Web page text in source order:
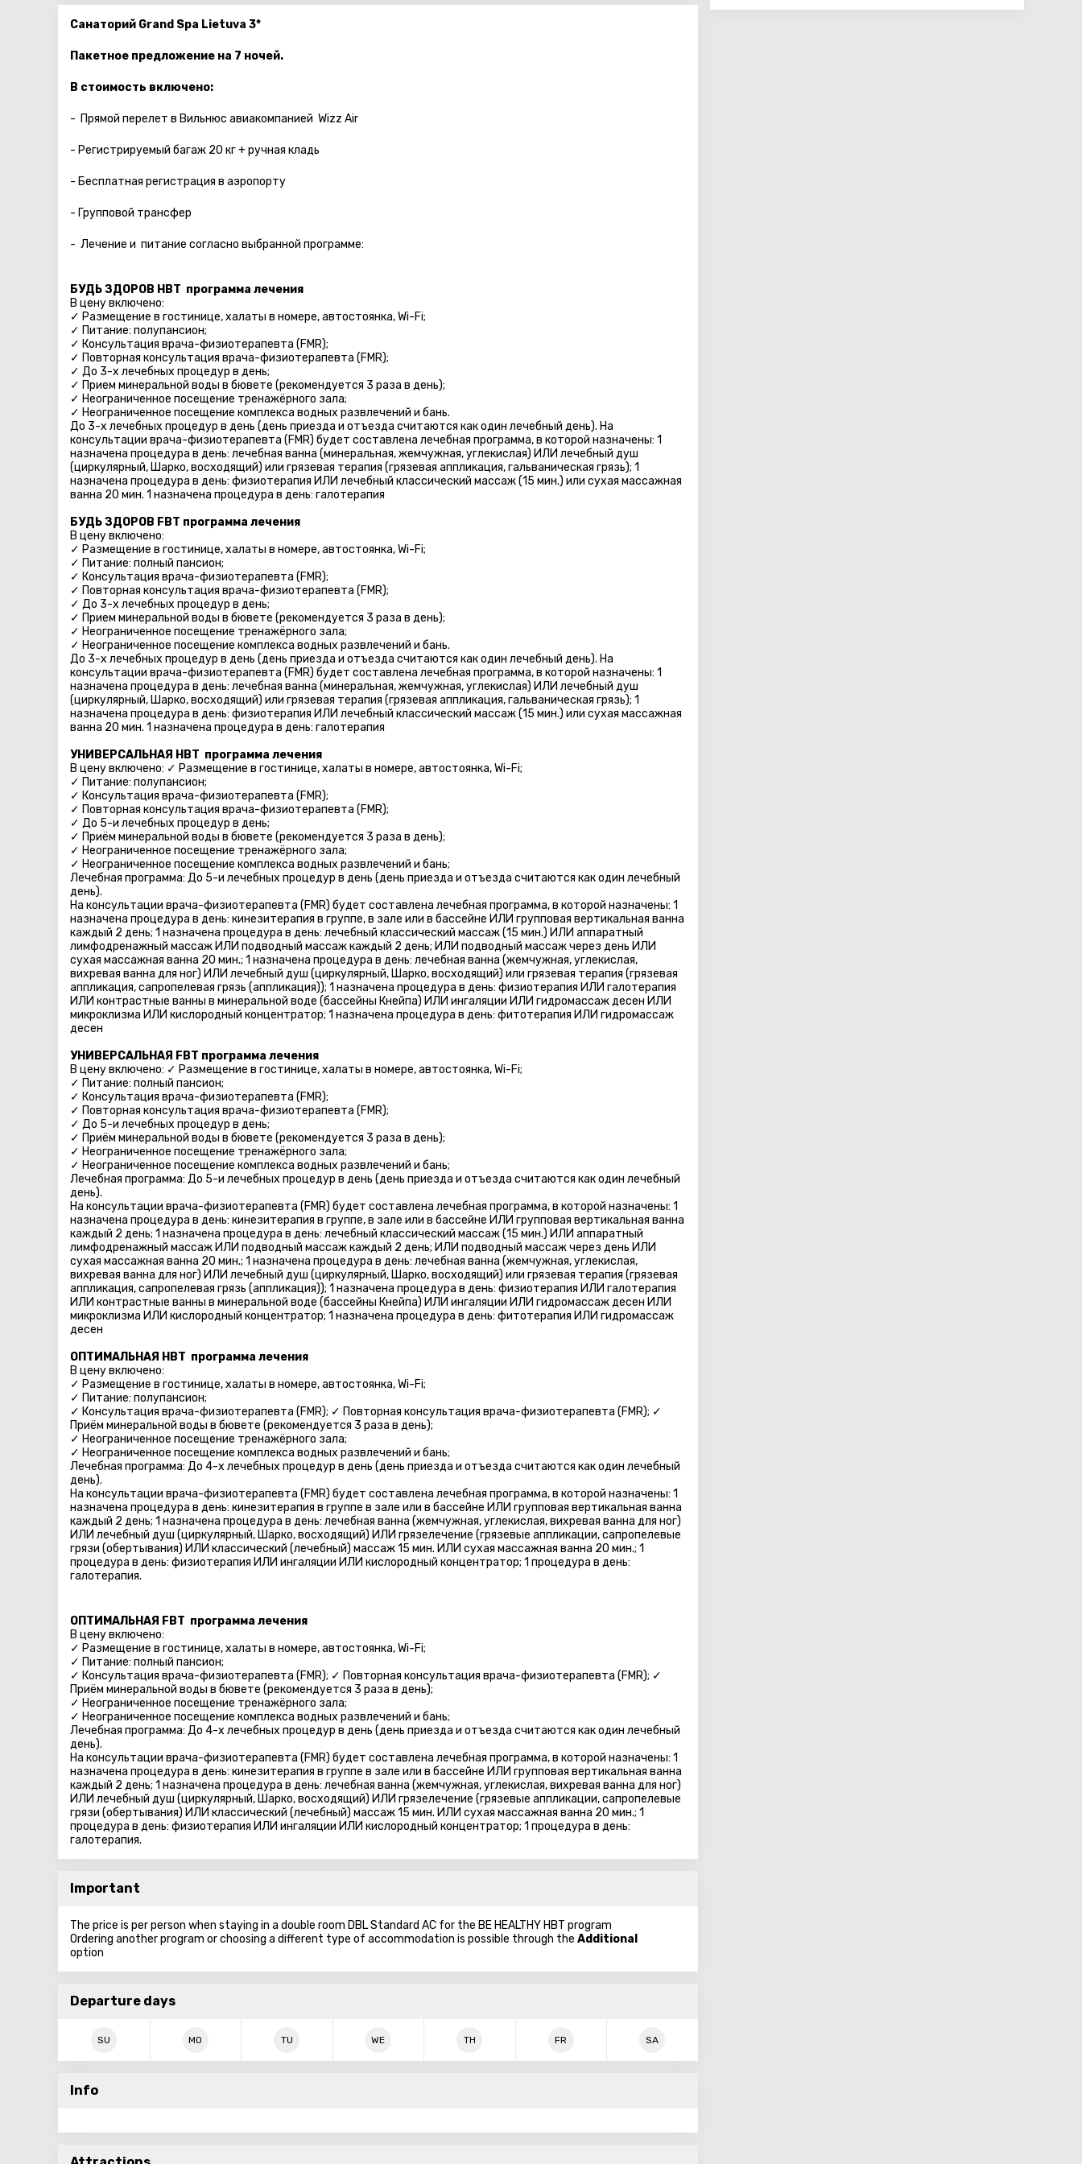
Санаторий Grand Spa Lietuva 3*
Пакетное предложение на 7 ночей.
В стоимость включено:
- Прямой перелет в Вильнюс авиакомпанией Wizz Air
- Регистрируемый багаж 20 кг + ручная кладь
- Бесплатная регистрация в аэропорту
- Групповой трансфер
- Лечение и питание согласно выбранной программе:
БУДЬ ЗДОРОВ HBT программа лечения
В цену включено:
✓ Размещение в гостинице, халаты в номере, автостоянка, Wi-Fi;
✓ Питание: полупансион;
✓ Консультация врача-физиотерапевта (FMR);
✓ Повторная консультация врача-физиотерапевта (FMR);
✓ До 3-х лечебных процедур в день;
✓ Прием минеральной воды в бювете (рекомендуется 3 раза в день);
✓ Неограниченное посещение тренажёрного зала;
✓ Неограниченное посещение комплекса водных развлечений и бань.
До 3-х лечебных процедур в день (день приезда и отъезда считаются как один лечебный день). На
консультации врача-физиотерапевта (FMR) будет составлена лечебная программа, в которой назначены: 1
назначена процедура в день: лечебная ванна (минеральная, жемчужная, углекислая) ИЛИ лечебный душ
(циркулярный, Шарко, восходящий) или грязевая терапия (грязевая аппликация, гальваническая грязь); 1
назначена процедура в день: физиотерапия ИЛИ лечебный классический массаж (15 мин.) или сухая массажная
ванна 20 мин. 1 назначена процедура в день: галотерапия
БУДЬ ЗДОРОВ FBT программа лечения
В цену включено:
✓ Размещение в гостинице, халаты в номере, автостоянка, Wi-Fi;
✓ Питание: полный пансион;
✓ Консультация врача-физиотерапевта (FMR);
✓ Повторная консультация врача-физиотерапевта (FMR);
✓ До 3-х лечебных процедур в день;
✓ Прием минеральной воды в бювете (рекомендуется 3 раза в день);
✓ Неограниченное посещение тренажёрного зала;
✓ Неограниченное посещение комплекса водных развлечений и бань.
До 3-х лечебных процедур в день (день приезда и отъезда считаются как один лечебный день). На
консультации врача-физиотерапевта (FMR) будет составлена лечебная программа, в которой назначены: 1
назначена процедура в день: лечебная ванна (минеральная, жемчужная, углекислая) ИЛИ лечебный душ
(циркулярный, Шарко, восходящий) или грязевая терапия (грязевая аппликация, гальваническая грязь); 1
назначена процедура в день: физиотерапия ИЛИ лечебный классический массаж (15 мин.) или сухая массажная
ванна 20 мин. 1 назначена процедура в день: галотерапия
УНИВЕРСАЛЬНАЯ HBT программа лечения
В цену включено: ✓ Размещение в гостинице, халаты в номере, автостоянка, Wi-Fi;
✓ Питание: полупансион;
✓ Консультация врача-физиотерапевта (FMR);
✓ Повторная консультация врача-физиотерапевта (FMR);
✓ До 5-и лечебных процедур в день;
✓ Приём минеральной воды в бювете (рекомендуется 3 раза в день);
✓ Неограниченное посещение тренажёрного зала;
✓ Неограниченное посещение комплекса водных развлечений и бань;
Лечебная программа: До 5-и лечебных процедур в день (день приезда и отъезда считаются как один лечебный
день).
На консультации врача-физиотерапевта (FMR) будет составлена лечебная программа, в которой назначены: 1
назначена процедура в день: кинезитерапия в группе, в зале или в бассейне ИЛИ групповая вертикальная ванна
каждый 2 день; 1 назначена процедура в день: лечебный классический массаж (15 мин.) ИЛИ аппаратный
лимфодренажный массаж ИЛИ подводный массаж каждый 2 день; ИЛИ подводный массаж через день ИЛИ
сухая массажная ванна 20 мин.; 1 назначена процедура в день: лечебная ванна (жемчужная, углекислая,
вихревая ванна для ног) ИЛИ лечебный душ (циркулярный, Шарко, восходящий) или грязевая терапия (грязевая
аппликация, сапропелевая грязь (аппликация)); 1 назначена процедура в день: физиотерапия ИЛИ галотерапия
ИЛИ контрастные ванны в минеральной воде (бассейны Кнейпa) ИЛИ ингаляции ИЛИ гидромассаж десен ИЛИ
микроклизмa ИЛИ кислородный концентратор; 1 назначена процедура в день: фитотерапия ИЛИ гидромассаж
десен
УНИВЕРСАЛЬНАЯ FBT программа лечения
В цену включено: ✓ Размещение в гостинице, халаты в номере, автостоянка, Wi-Fi;
✓ Питание: полный пансион;
✓ Консультация врача-физиотерапевта (FMR);
✓ Повторная консультация врача-физиотерапевта (FMR);
✓ До 5-и лечебных процедур в день;
✓ Приём минеральной воды в бювете (рекомендуется 3 раза в день);
✓ Неограниченное посещение тренажёрного зала;
✓ Неограниченное посещение комплекса водных развлечений и бань;
Лечебная программа: До 5-и лечебных процедур в день (день приезда и отъезда считаются как один лечебный
день).
На консультации врача-физиотерапевта (FMR) будет составлена лечебная программа, в которой назначены: 1
назначена процедура в день: кинезитерапия в группе, в зале или в бассейне ИЛИ групповая вертикальная ванна
каждый 2 день; 1 назначена процедура в день: лечебный классический массаж (15 мин.) ИЛИ аппаратный
лимфодренажный массаж ИЛИ подводный массаж каждый 2 день; ИЛИ подводный массаж через день ИЛИ
сухая массажная ванна 20 мин.; 1 назначена процедура в день: лечебная ванна (жемчужная, углекислая,
вихревая ванна для ног) ИЛИ лечебный душ (циркулярный, Шарко, восходящий) или грязевая терапия (грязевая
аппликация, сапропелевая грязь (аппликация)); 1 назначена процедура в день: физиотерапия ИЛИ галотерапия
ИЛИ контрастные ванны в минеральной воде (бассейны Кнейпa) ИЛИ ингаляции ИЛИ гидромассаж десен ИЛИ
микроклизмa ИЛИ кислородный концентратор; 1 назначена процедура в день: фитотерапия ИЛИ гидромассаж
десен
ОПТИМАЛЬНАЯ HBT программа лечения
В цену включено:
✓ Размещение в гостинице, халаты в номере, автостоянка, Wi-Fi;
✓ Питание: полупансион;
✓ Консультация врача-физиотерапевта (FMR); ✓ Повторная консультация врача-физиотерапевта (FMR); ✓
Приём минеральной воды в бювете (рекомендуется 3 раза в день);
✓ Неограниченное посещение тренажёрного зала;
✓ Неограниченное посещение комплекса водных развлечений и бань;
Лечебная программа: До 4-х лечебных процедур в день (день приезда и отъезда считаются как один лечебный
день).
На консультации врача-физиотерапевта (FMR) будет составлена лечебная программа, в которой назначены: 1
назначена процедура в день: кинезитерапия в группе в зале или в бассейне ИЛИ групповая вертикальная ванна
каждый 2 день; 1 назначена процедура в день: лечебная ванна (жемчужная, углекислая, вихревая ванна для ног)
ИЛИ лечебный душ (циркулярный, Шарко, восходящий) ИЛИ грязелечение (грязевые аппликации, сапропелевые
грязи (обертывания) ИЛИ классический (лечебный) массаж 15 мин. ИЛИ сухая массажная ванна 20 мин.; 1
процедура в день: физиотерапия ИЛИ ингаляции ИЛИ кислородный концентратор; 1 процедура в день:
галотерапия.
ОПТИМАЛЬНАЯ FBT программа лечения
В цену включено:
✓ Размещение в гостинице, халаты в номере, автостоянка, Wi-Fi;
✓ Питание: полный пансион;
✓ Консультация врача-физиотерапевта (FMR); ✓ Повторная консультация врача-физиотерапевта (FMR); ✓
Приём минеральной воды в бювете (рекомендуется 3 раза в день);
✓ Неограниченное посещение тренажёрного зала;
✓ Неограниченное посещение комплекса водных развлечений и бань;
Лечебная программа: До 4-х лечебных процедур в день (день приезда и отъезда считаются как один лечебный
день).
На консультации врача-физиотерапевта (FMR) будет составлена лечебная программа, в которой назначены: 1
назначена процедура в день: кинезитерапия в группе в зале или в бассейне ИЛИ групповая вертикальная ванна
каждый 2 день; 1 назначена процедура в день: лечебная ванна (жемчужная, углекислая, вихревая ванна для ног)
ИЛИ лечебный душ (циркулярный, Шарко, восходящий) ИЛИ грязелечение (грязевые аппликации, сапропелевые
грязи (обертывания) ИЛИ классический (лечебный) массаж 15 мин. ИЛИ сухая массажная ванна 20 мин.; 1
процедура в день: физиотерапия ИЛИ ингаляции ИЛИ кислородный концентратор; 1 процедура в день:
галотерапия.
Important
The price is per person when staying in a double room DBL Standard AC for the BE HEALTHY HBT program
Ordering another program or choosing a different type of accommodation is possible through the Additional
option
Departure days
SU MO TU WE TH FR SA
Info